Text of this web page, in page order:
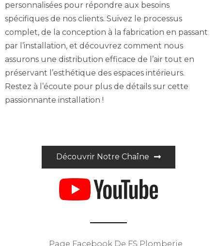
personnalisées pour répondre aux besoins
spécifiques de nos clients. Suivez le processus
complet, de la conception à la fabrication en passant
par l’installation, et découvrez comment nous
assurons une distribution efficace de l’air tout en
préservant l’esthétique des espaces intérieurs.
Restez à l’écoute pour plus de détails sur cette
passionnante installation !
Découvrir Notre Chaîne
Page Facebook De FS Plomberie